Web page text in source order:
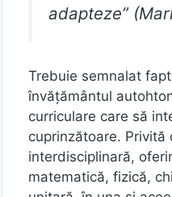
adapteze”
Trebuie semnalat
învățământul
curriculare care să
cuprinzătoare.
interdisciplinară,
matematică, fizică,